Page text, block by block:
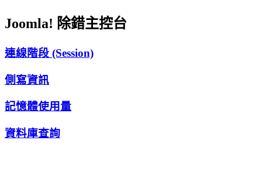
Joomla! 除錯主控台
連線階段 (Session)
側寫資訊
記憶體使用量
資料庫查詢